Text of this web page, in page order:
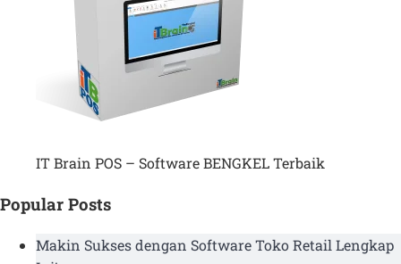
IT Brain POS – Software BENGKEL Terbaik
Popular Posts
Makin Sukses dengan Software Toko Retail Lengkap